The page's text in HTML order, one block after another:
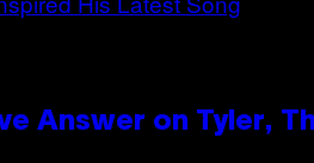
Answer on Tyler,